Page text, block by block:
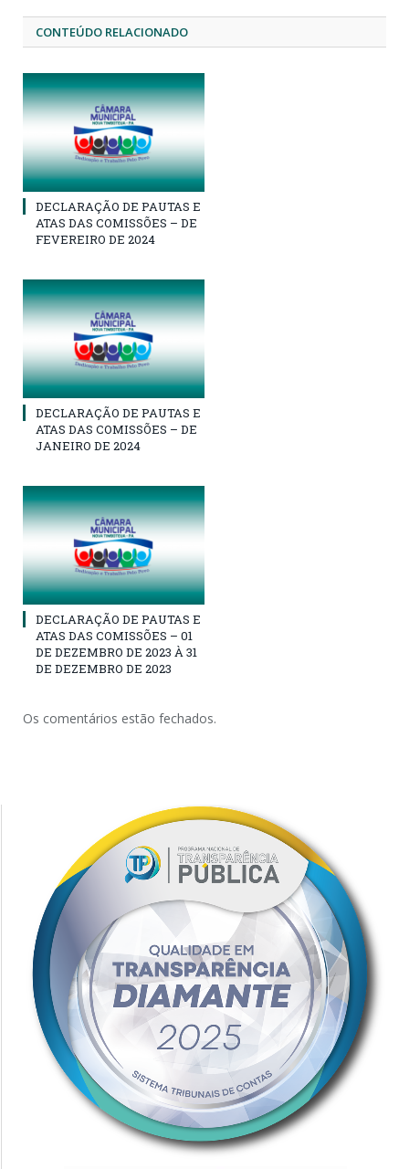
CONTEÚDO RELACIONADO
DECLARAÇÃO DE PAUTAS E
ATAS DAS COMISSÕES – DE
FEVEREIRO DE 2024
DECLARAÇÃO DE PAUTAS E
ATAS DAS COMISSÕES – DE
JANEIRO DE 2024
DECLARAÇÃO DE PAUTAS E
ATAS DAS COMISSÕES – 01
DE DEZEMBRO DE 2023 À 31
DE DEZEMBRO DE 2023
Os comentários estão fechados.